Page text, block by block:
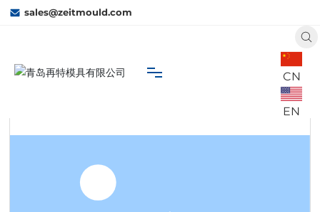
sales@zeitmould.com
网站首页
CN
EN
首页 产品中心 气室